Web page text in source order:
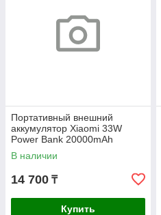
Портативный внешний
аккумулятор Xiaomi 33W
Power Bank 20000mAh
(Integrated Cable) Blue GL
В наличии
14 700 ₸
Купить